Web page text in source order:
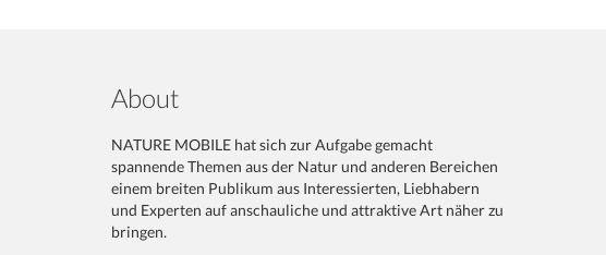
About
NATURE MOBILE hat sich zur Aufgabe gemacht
spannende Themen aus der Natur und anderen Bereichen
einem breiten Publikum aus Interessierten, Liebhabern
und Experten auf anschauliche und attraktive Art näher zu
bringen.